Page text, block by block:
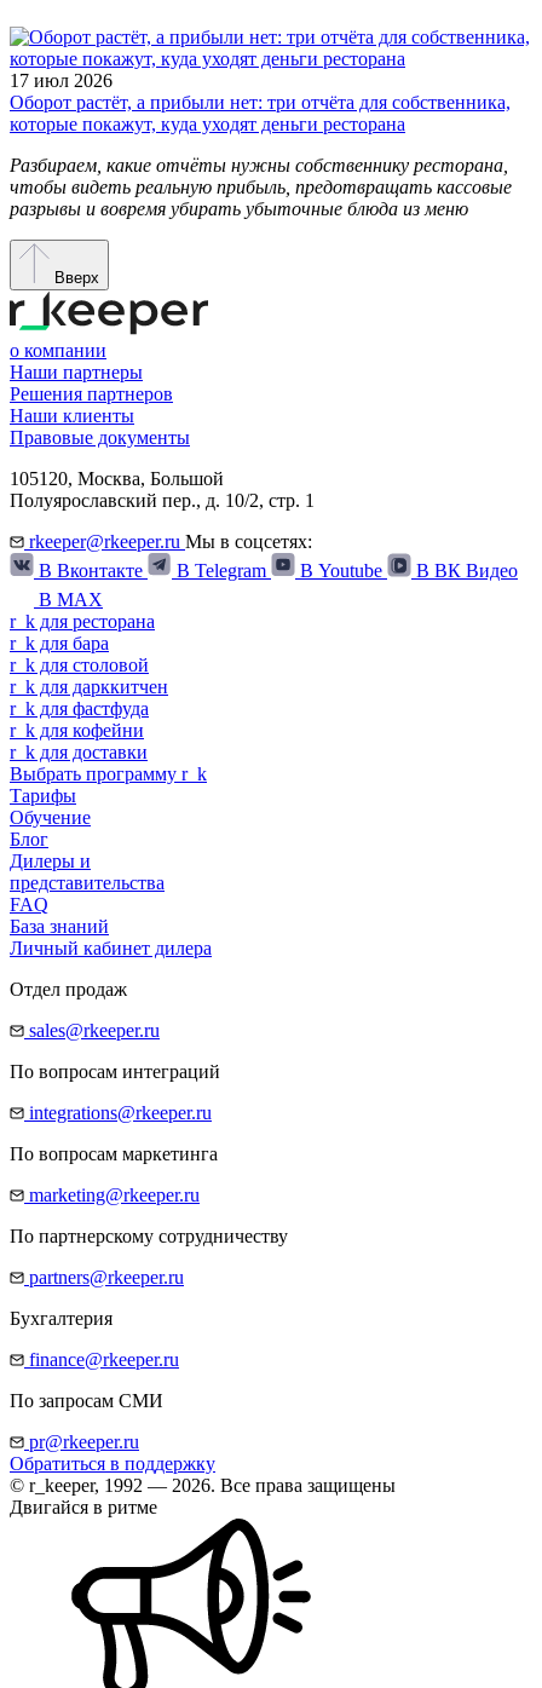
17 июл 2026
Оборот растёт, а прибыли нет: три отчёта для собственника,
которые покажут, куда уходят деньги ресторана
Разбираем, какие отчёты нужны собственнику ресторана,
чтобы видеть реальную прибыль, предотвращать кассовые
разрывы и вовремя убирать убыточные блюда из меню
Вверх
о компании
Наши партнеры
Решения партнеров
Наши клиенты
Правовые документы
105120, Москва, Большой
Полуярославский пер., д. 10/2, стр. 1
rkeeper@rkeeper.ru Мы в соцсетях:
В Вконтакте
В Telegram В Youtube
В ВК Видео
В MAX
r_ k для ресторана
r_ k для бара
r_ k для столовой
r_ k для дарккитчен
r_ k для фастфуда
r_ k для кофейни
r_ k для доставки
Выбрать программу r_ k
Тарифы
Обучение
Блог
Дилеры и
представительства
FAQ
База знаний
Личный кабинет дилера
Отдел продаж
sales@rkeeper.ru
По вопросам интеграций
integrations@rkeeper.ru
По вопросам маркетинга
marketing@rkeeper.ru
По партнерскому сотрудничеству
partners@rkeeper.ru
Бухгалтерия
finance@rkeeper.ru
По запросам СМИ
pr@rkeeper.ru
Обратиться в поддержку
© r_keeper, 1992 — 2026. Все права защищены
Двигайся в ритме